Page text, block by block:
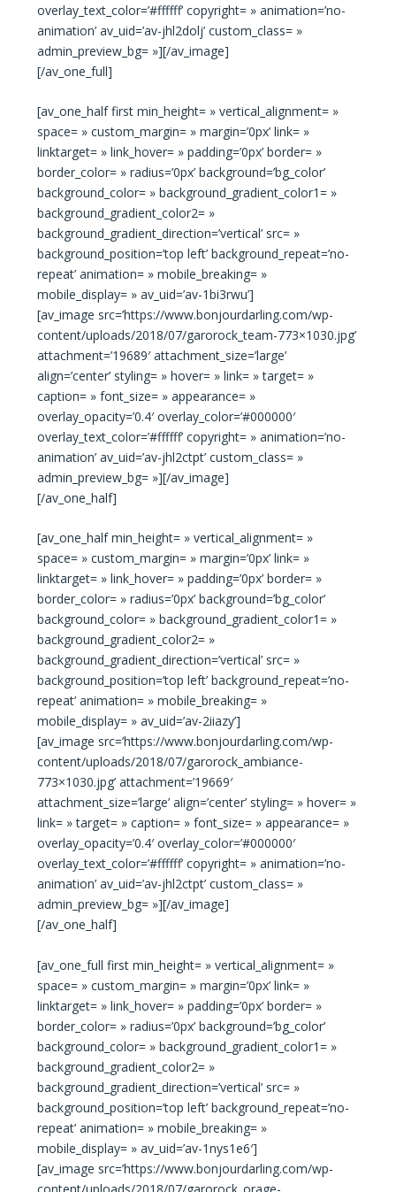
overlay_text_color=’#ffffff’ copyright= » animation=’no-
animation’ av_uid=’av-jhl2dolj’ custom_class= »
admin_preview_bg= »][/av_image]
[/av_one_full]
[av_one_half first min_height= » vertical_alignment= »
space= » custom_margin= » margin=’0px’ link= »
linktarget= » link_hover= » padding=’0px’ border= »
border_color= » radius=’0px’ background=’bg_color’
background_color= » background_gradient_color1= »
background_gradient_color2= »
background_gradient_direction=’vertical’ src= »
background_position=’top left’ background_repeat=’no-
repeat’ animation= » mobile_breaking= »
mobile_display= » av_uid=’av-1bi3rwu’]
[av_image src=’https://www.bonjourdarling.com/wp-
content/uploads/2018/07/garorock_team-773×1030.jpg’
attachment=’19689′ attachment_size=’large’
align=’center’ styling= » hover= » link= » target= »
caption= » font_size= » appearance= »
overlay_opacity=’0.4′ overlay_color=’#000000′
overlay_text_color=’#ffffff’ copyright= » animation=’no-
animation’ av_uid=’av-jhl2ctpt’ custom_class= »
admin_preview_bg= »][/av_image]
[/av_one_half]
[av_one_half min_height= » vertical_alignment= »
space= » custom_margin= » margin=’0px’ link= »
linktarget= » link_hover= » padding=’0px’ border= »
border_color= » radius=’0px’ background=’bg_color’
background_color= » background_gradient_color1= »
background_gradient_color2= »
background_gradient_direction=’vertical’ src= »
background_position=’top left’ background_repeat=’no-
repeat’ animation= » mobile_breaking= »
mobile_display= » av_uid=’av-2iiazy’]
[av_image src=’https://www.bonjourdarling.com/wp-
content/uploads/2018/07/garorock_ambiance-
773×1030.jpg’ attachment=’19669′
attachment_size=’large’ align=’center’ styling= » hover= »
link= » target= » caption= » font_size= » appearance= »
overlay_opacity=’0.4′ overlay_color=’#000000′
overlay_text_color=’#ffffff’ copyright= » animation=’no-
animation’ av_uid=’av-jhl2ctpt’ custom_class= »
admin_preview_bg= »][/av_image]
[/av_one_half]
[av_one_full first min_height= » vertical_alignment= »
space= » custom_margin= » margin=’0px’ link= »
linktarget= » link_hover= » padding=’0px’ border= »
border_color= » radius=’0px’ background=’bg_color’
background_color= » background_gradient_color1= »
background_gradient_color2= »
background_gradient_direction=’vertical’ src= »
background_position=’top left’ background_repeat=’no-
repeat’ animation= » mobile_breaking= »
mobile_display= » av_uid=’av-1nys1e6′]
[av_image src=’https://www.bonjourdarling.com/wp-